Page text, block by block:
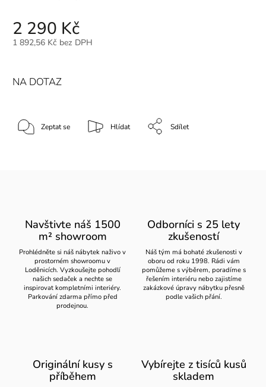
2 290 Kč
1 892,56 Kč bez DPH
NA DOTAZ
Zeptat se Hlídat Sdílet
Navštivte náš 1500
m² showroom
Prohlédněte si náš nábytek naživo v
prostorném showroomu v
Loděnicích. Vyzkoušejte pohodlí
našich sedaček a nechte se
inspirovat kompletními interiéry.
Parkování zdarma přímo před
prodejnou.
Odborníci s 25 lety
zkušeností
Náš tým má bohaté zkušenosti v
oboru od roku 1998. Rádi vám
pomůžeme s výběrem, poradíme s
řešením interiéru nebo zajistíme
zakázkové úpravy nábytku přesně
podle vašich přání.
Originální kusy s
příběhem
Vybírejte z tisíců kusů
skladem